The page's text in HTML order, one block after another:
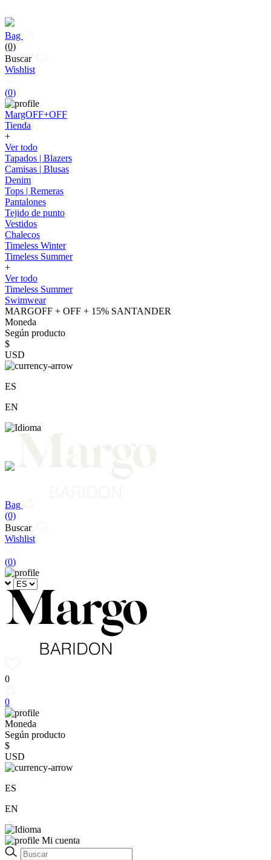
Bag
(0)
Buscar
Wishlist
(0)
MargOFF+OFF
Tienda
+
Ver todo
Tapados | Blazers
Camisas | Blusas
Denim
Tops | Remeras
Pantalones
Tejido de punto
Vestidos
Chalecos
Timeless Winter
Timeless Summer
+
Ver todo
Timeless Summer
Swimwear
MARGOFF + OFF + 15% SANTANDER
Moneda
Según producto
$
USD
ES
EN
Bag
(0)
Buscar
Wishlist
(0)
0
0
Moneda
Según producto
$
USD
ES
EN
Mi cuenta